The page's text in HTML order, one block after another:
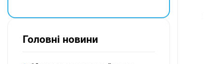
Головні новини